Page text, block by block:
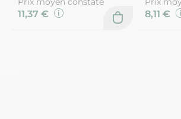
11,37 € 8,11 €